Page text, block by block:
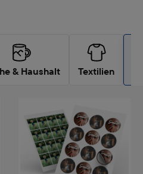
& Haushalt Textilien